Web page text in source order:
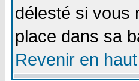
délesté si vous
place dans sa
Revenir en haut